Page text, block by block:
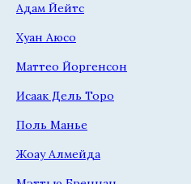
Адам Йейтс
Хуан Аюсо
Маттео Йоргенсон
Исаак Дель Торо
Поль Манье
Жоау Алмейда